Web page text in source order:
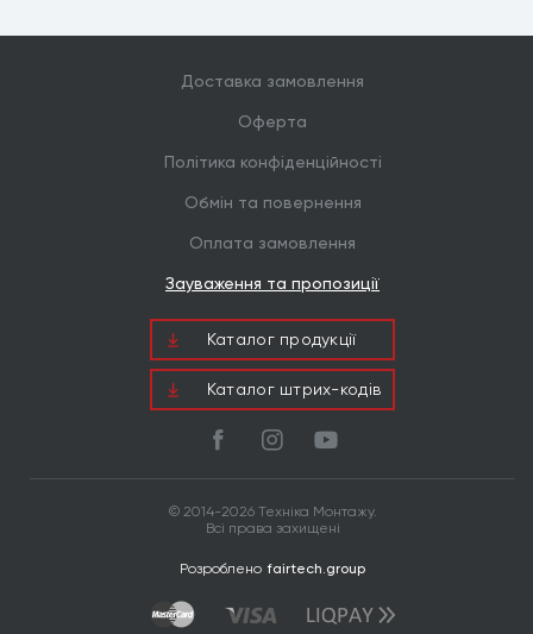
Доставка замовлення
Оферта
Політика конфіденційності
Обмін та повернення
Оплата замовлення
Зауваження та пропозиції
Каталог продукцiї
Каталог штрих-кодів
© 2014-2026 Техніка Монтажу.
Всі права захищені
Розроблено fairtech.group